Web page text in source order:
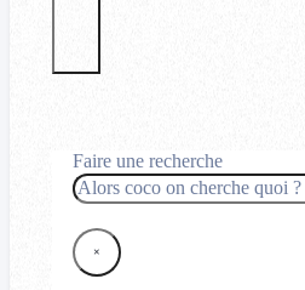
Faire une recherche
Rechercher
×